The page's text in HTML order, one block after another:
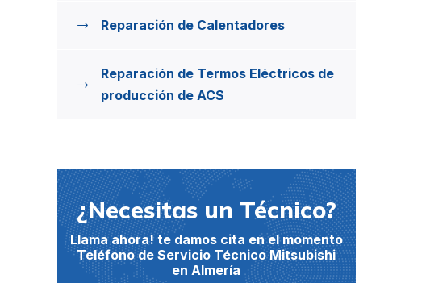
Reparación de Calentadores
Reparación de Termos Eléctricos de
producción de ACS
¿Necesitas un Técnico?
Llama ahora! te damos cita en el momento
Teléfono de Servicio Técnico Mitsubishi
en Almería